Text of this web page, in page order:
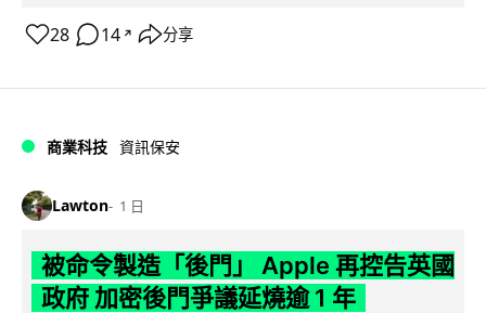
28 14 ↗ 分享
商業科技 資訊保安
Lawton 1 日
被命令製造「後門」 Apple 再控告英國
政府 加密後門爭議延燒逾 1 年